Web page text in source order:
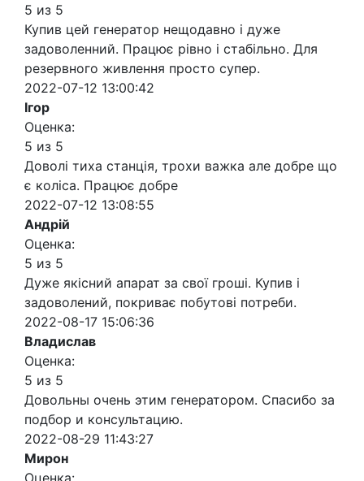
5 из 5
Купив цей генератор нещодавно і дуже
задоволенний. Працює рівно і стабільно. Для
резервного живлення просто супер.
2022-07-12 13:00:42
Ігор
Оценка:
5 из 5
Доволі тиха станція, трохи важка але добре що
є коліса. Працює добре
2022-07-12 13:08:55
Андрій
Оценка:
5 из 5
Дуже якісний апарат за свої гроші. Купив і
задоволений, покриває побутові потреби.
2022-08-17 15:06:36
Владислав
Оценка:
5 из 5
Довольны очень этим генератором. Спасибо за
подбор и консультацию.
2022-08-29 11:43:27
Мирон
Оценка: